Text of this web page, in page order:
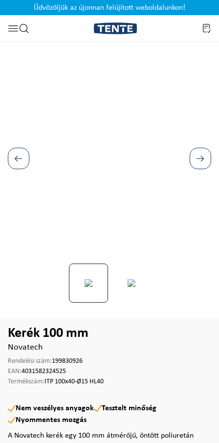
Ugrás a kereséshez
Üdvözöljük az újonnan felújított weboldalunkon!
Kerék 100 mm
Novatech
Rendelési szám:199830926
EAN:4031582324525
Termékszám:ITP 100x40-Ø15 HL40
Nem veszélyes anyagok
Tesztelt minőség
Nyommentes mozgás
A Novatech kerék egy 100 mm átmérőjű, öntött poliuretán